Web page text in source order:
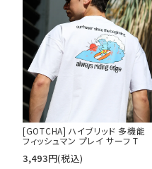
[GOTCHA] ハイブリッド 多機能
フィッシュマン プレイ サーフ T
3,493円(税込)